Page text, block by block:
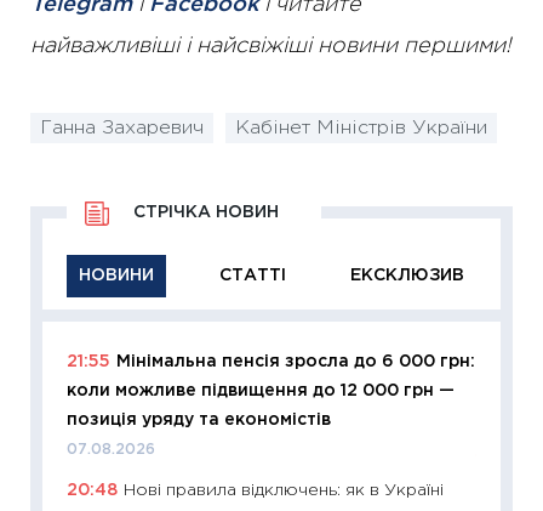
Telegramі Facebookі читайте
найважливіші і найсвіжіші новини першими!
Ганна Захаревич Кабінет Міністрів України
НОВИНИ СТАТТІ ЕКСКЛЮЗИВ
СТРІЧКА НОВИН
21:55
Мінімальна пенсія зросла до 6 000 грн:
коли можливе підвищення до 12 000 грн —
позиція уряду та економістів
07.08.2026
20:48 Нові правила відключень: як в Україні